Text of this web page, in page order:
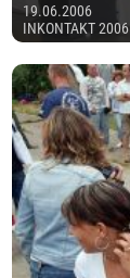
19.06.2006
INKONTAKT 2006